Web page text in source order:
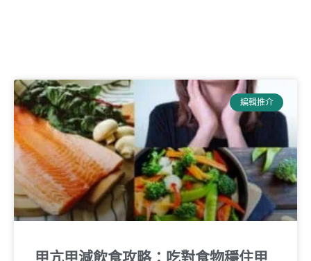
編輯推介
甲亢甲減飲食攻略：吃對食物穩住甲